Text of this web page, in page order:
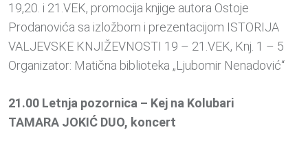
19,20. i 21.VEK, promocija knjige autora Ostoje
Prodanovića sa izložbom i prezentacijom ISTORIJA
VALJEVSKE KNJIŽEVNOSTI 19 – 21.VEK, Knj. 1 – 5
Organizator: Matična biblioteka „Ljubomir Nenadović“
21.00 Letnja pozornica – Kej na Kolubari
TAMARA JOKIĆ DUO, koncert